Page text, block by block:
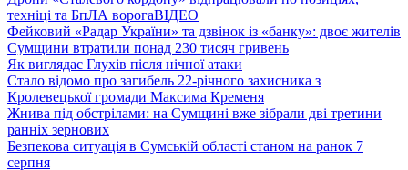
техніці та БпЛА ворогаВІДЕО
Фейковий «Радар України» та дзвінок із «банку»: двоє жителів
Сумщини втратили понад 230 тисяч гривень
Як виглядає Глухів після нічної атаки
Стало відомо про загибель 22-річного захисника з
Кролевецької громади Максима Кременя
Жнива під обстрілами: на Сумщині вже зібрали дві третини
ранніх зернових
Безпекова ситуація в Сумській області станом на ранок 7
серпня